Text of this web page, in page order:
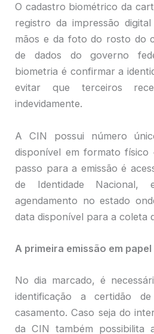
O cadastro biométrico da
registro da impressão
mãos e da foto do rosto do
de dados do governo
biometria é confirmar a
evitar que terceiros
indevidamente.
A CIN possui número
disponível em formato físico
passo para a emissão é
de Identidade
agendamento no estado
data disponível para a coleta
A primeira emissão em
No dia marcado, é
identificação a certidão
casamento. Caso seja do
da CIN também possibilita